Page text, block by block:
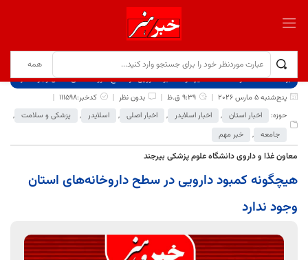
برگ نخست نوشته‌ها
هیچگونه کمبود دارویی در سطح داروخانه‌های استان وجود ندارد
پنج‌شنبه 5 مارس 2026
9:39 ق.ظ بدون نظر
کدخبر:111598
حوزه:
اخبار استان , اخبار اسلایدر , اخبار اصلی , اسلایدر , پزشکی و سلامت ,
جامعه , خبر مهم
معاون غذا و داروی دانشگاه علوم پزشکی بیرجند
هیچگونه کمبود دارویی در سطح داروخانه‌های استان
وجود ندارد